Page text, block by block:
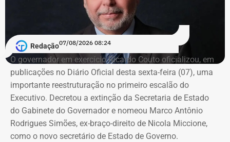
vítima tinha uma confiança exacerbada no réu, naquele
que foi padre”, disse a juíza.
A partir da revelação dos abusos, o MPRJ aditou a
denúncia para incluir as acusações de estupro de
vulnerável, fornecimento de material pornográfico a
criança para fins libidinosos e instigação ao suicídio.
Com a decisão, o Conselho de Sentença reconheceu
integralmente a responsabilidade do ex-padre pelos
crimes apontados pelo MPRJ.
Couto extingue Gabinete do Governador
As baixas de peso não pararam por aí. Couto oficializou,
Redação07/08/2026 08:24
O governador em exercício Ricardo Couto oficializou, em
publicações no Diário Oficial desta sexta-feira (07), uma
importante reestruturação no primeiro escalão do
Executivo. Decretou a extinção da Secretaria de Estado
do Gabinete do Governador e nomeou Marco Antônio
Rodrigues Simões, ex-braço-direito de Nicola Miccione,
como o novo secretário de Estado de Governo.